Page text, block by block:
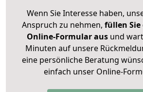
Wenn Sie Interesse haben,
Anspruch zu nehmen, füllen
Online-Formular ausund
Minuten auf unsere
eine persönliche Beratung
einfach unser Online-